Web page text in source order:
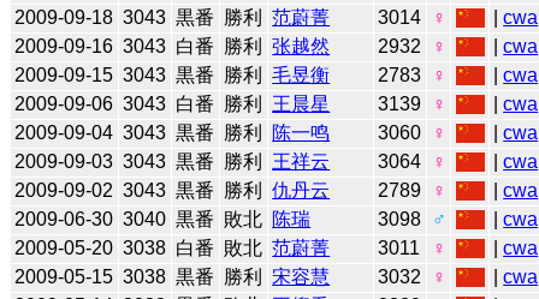
2009-09-18 3043 黒番 勝利 范蔚菁 3014 ♀ |cwa
2009-09-16 3043 白番 勝利 张越然 2932 ♀ |cwa
2009-09-15 3043 黒番 勝利 毛昱衡 2783 ♀ |cwa
2009-09-06 3043 白番 勝利 王晨星 3139 ♀ |cwa
2009-09-04 3043 黒番 勝利 陈一鸣 3060 ♀ |cwa
2009-09-03 3043 黒番 勝利 王祥云 3064 ♀ |cwa
2009-09-02 3043 黒番 勝利 仇丹云 2789 ♀ |cwa
2009-06-30 3040 黒番 敗北 陈瑞 3098 ♂ |cwa
2009-05-20 3038 白番 敗北 范蔚菁 3011 ♀ |cwa
2009-05-15 3038 黒番 勝利 宋容慧 3032 ♀ |cwa